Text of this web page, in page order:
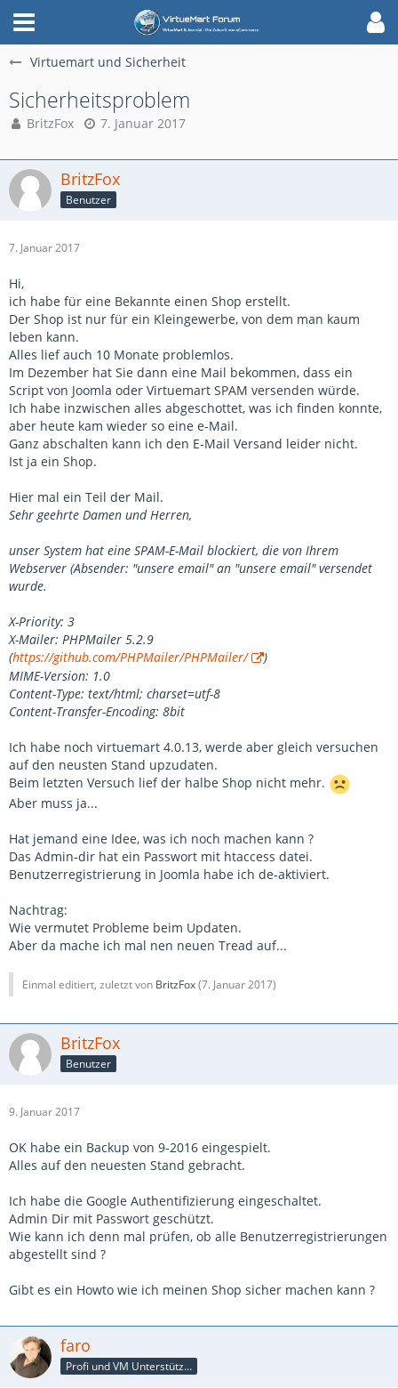
Virtuemart und Sicherheit
Sicherheitsproblem
BritzFox 7. Januar 2017
BritzFox
Benutzer
7. Januar 2017
Hi,
ich habe für eine Bekannte einen Shop erstellt.
Der Shop ist nur für ein Kleingewerbe, von dem man kaum
leben kann.
Alles lief auch 10 Monate problemlos.
Im Dezember hat Sie dann eine Mail bekommen, dass ein
Script von Joomla oder Virtuemart SPAM versenden würde.
Ich habe inzwischen alles abgeschottet, was ich finden konnte,
aber heute kam wieder so eine e-Mail.
Ganz abschalten kann ich den E-Mail Versand leider nicht.
Ist ja ein Shop.
Hier mal ein Teil der Mail.
Sehr geehrte Damen und Herren,
unser System hat eine SPAM-E-Mail blockiert, die von Ihrem
Webserver (Absender: "unsere email" an "unsere email" versendet
wurde.
X-Priority: 3
X-Mailer: PHPMailer 5.2.9
(https://github.com/PHPMailer/PHPMailer/
)
MIME-Version: 1.0
Content-Type: text/html; charset=utf-8
Content-Transfer-Encoding: 8bit
Ich habe noch virtuemart 4.0.13, werde aber gleich versuchen
auf den neusten Stand upzudaten.
Beim letzten Versuch lief der halbe Shop nicht mehr.
Aber muss ja...
Hat jemand eine Idee, was ich noch machen kann ?
Das Admin-dir hat ein Passwort mit htaccess datei.
Benutzerregistrierung in Joomla habe ich de-aktiviert.
Nachtrag:
Wie vermutet Probleme beim Updaten.
Aber da mache ich mal nen neuen Tread auf...
Einmal editiert, zuletzt von BritzFox(7. Januar 2017)
BritzFox
Benutzer
9. Januar 2017
OK habe ein Backup von 9-2016 eingespielt.
Alles auf den neuesten Stand gebracht.
Ich habe die Google Authentifizierung eingeschaltet.
Admin Dir mit Passwort geschützt.
Wie kann ich denn mal prüfen, ob alle Benutzerregistrierungen
abgestellt sind ?
Gibt es ein Howto wie ich meinen Shop sicher machen kann ?
faro
Profi und VM Unterstützer